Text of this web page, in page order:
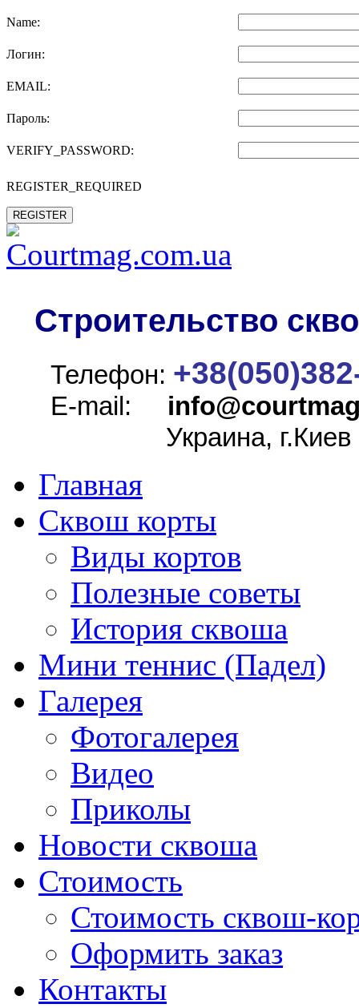
Name:
Логин:
EMAIL:
Пароль:
VERIFY_PASSWORD:
REGISTER_REQUIRED
REGISTER
Строительство
Телефон:
E-mail: info@
Украина, г.Киев
Главная
Сквош корты
Виды кортов
Полезные советы
История сквоша
Мини теннис (Падел)
Галерея
Фотогалерея
Видео
Приколы
Новости сквоша
Стоимость
Стоимость сквош-
Оформить заказ
Контакты